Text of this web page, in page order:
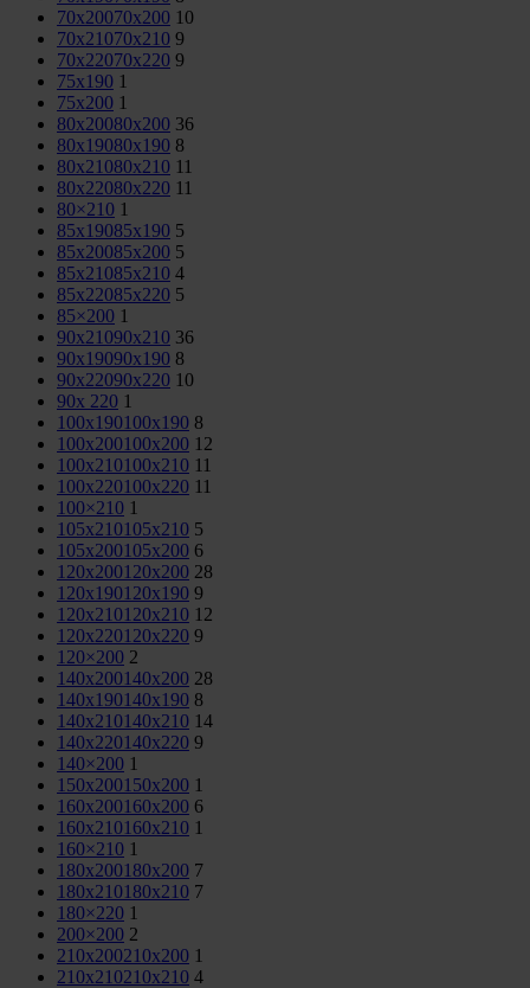
70x20070x200 10
70x21070x210 9
70x22070x220 9
75x190 1
75x200 1
80x20080x200 36
80x19080x190 8
80x21080x210 11
80x22080x220 11
80×210 1
85x19085x190 5
85x20085x200 5
85x21085x210 4
85x22085x220 5
85×200 1
90x21090x210 36
90x19090x190 8
90x22090x220 10
90x 220 1
100x190100x190 8
100x200100x200 12
100x210100x210 11
100x220100x220 11
100×210 1
105x210105x210 5
105x200105x200 6
120x200120x200 28
120x190120x190 9
120x210120x210 12
120x220120x220 9
120×200 2
140x200140x200 28
140x190140x190 8
140x210140x210 14
140x220140x220 9
140×200 1
150x200150x200 1
160x200160x200 6
160x210160x210 1
160×210 1
180x200180x200 7
180x210180x210 7
180×220 1
200×200 2
210x200210x200 1
210x210210x210 4